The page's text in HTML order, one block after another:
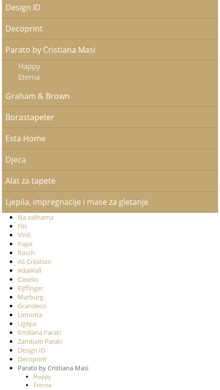
Design ID
Decoprint
Parato by Cristiana Masi
Happy
Eterna
Graham & Brown
Borastapeter
Esta Home
Djeca
Alat za tapete
Ljepila, impregnacije i mase za gletanje
Na zalihama
Flis
Vinil
Papir
Rasch
AS Création
AdaWall
Caselio
Eijffinger
Marburg
Grandeco
Limonta
Ugépa
Emiliana Parati
Zambaiti Parati
Design ID
Decoprint
Parato by Cristiana Masi
Happy
Eterna